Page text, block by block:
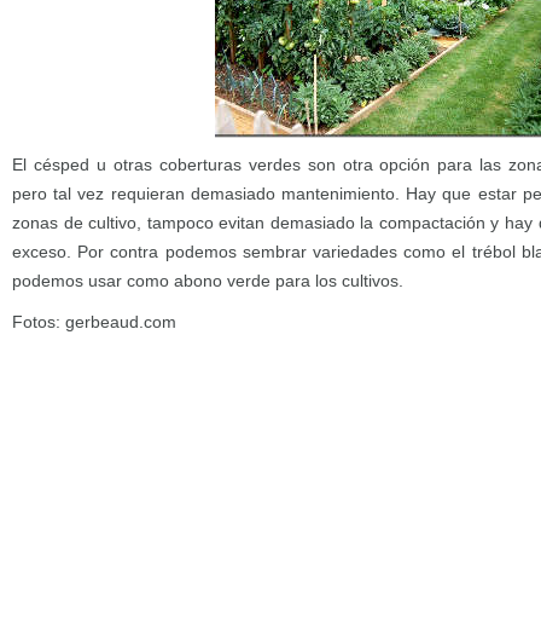
El césped u otras coberturas verdes son otra opción para las
pero tal vez requieran demasiado mantenimiento. Hay que estar
zonas de cultivo, tampoco evitan demasiado la compactación y
exceso. Por contra podemos sembrar variedades como el trébol
podemos usar como abono verde para los cultivos.
Fotos: gerbeaud.com